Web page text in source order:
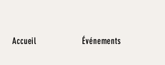
Accueil Événements